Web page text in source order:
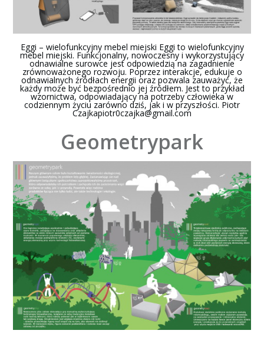
Eggi – wielofunkcyjny mebel miejski Eggi to wielofunkcyjny
mebel miejski. Funkcjonalny, nowoczesny i wykorzystujący
odnawialne surowce jest odpowiedzią na zagadnienie
zrównoważonego rozwoju. Poprzez interakcje, edukuje o
odnawialnych źródłach energii oraz pozwala zauważyć, że
każdy może być bezpośrednio jej źródłem. Jest to przykład
wzornictwa, odpowiadający na potrzeby człowieka w
codziennym życiu zarówno dziś, jak i w przyszłości. Piotr
Czajkapiotr0czajka@gmail.com
Geometrypark